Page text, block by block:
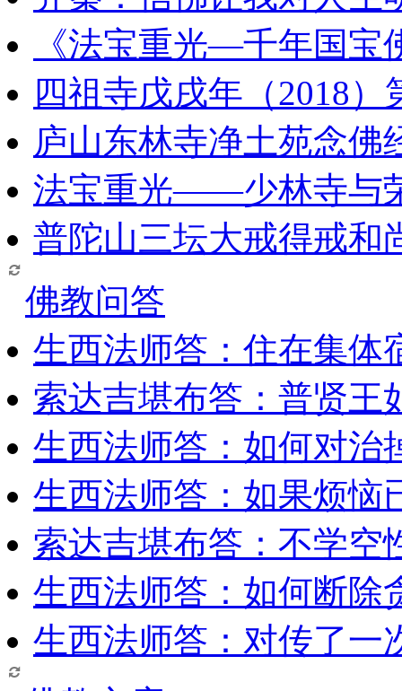
《法宝重光—千年国宝
四祖寺戊戌年（2018
庐山东林寺净土苑念佛
法宝重光——少林寺与
普陀山三坛大戒得戒和
佛教问答
生西法师答：住在集体
索达吉堪布答：普贤王
生西法师答：如何对治
生西法师答：如果烦恼
索达吉堪布答：​不学空
生西法师答：如何断除
生西法师答：对传了一